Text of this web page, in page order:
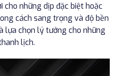
những dịp đặc biệt hoặc
cách sang trọng và độ bền
lựa chọn lý tưởng cho những
lịch.